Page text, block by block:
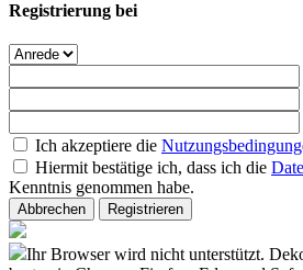
Registrierung bei
Ich akzeptiere die
Hiermit bestätige ich, dass ich die
Kenntnis genommen habe.
Abbrechen Registrieren
Ihr Browser wird nicht unterstützt.